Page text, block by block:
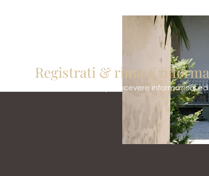
Registrati & rimani
Lascia la tua email per ricevere informazioni